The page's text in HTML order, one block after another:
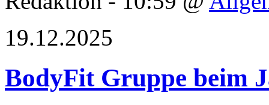
19.12.2025
BodyFit Gruppe beim